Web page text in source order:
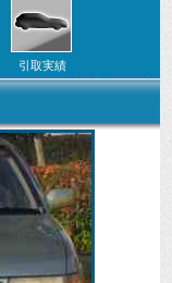
引取実績
た車や下取り
で買取った車
の実績デー
タ。